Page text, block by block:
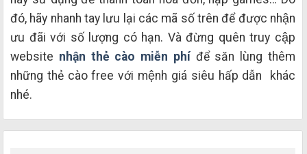
đó, hãy nhanh tay lưu lại các mã số trên để được nhận
ưu đãi với số lượng có hạn. Và đừng quên truy cập
website nhận thẻ cào miễn phíđể săn lùng thêm
những thẻ cào free với mệnh giá siêu hấp dẫn khác
nhé.